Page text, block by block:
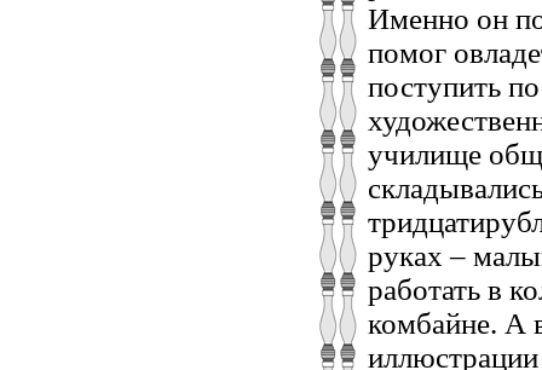
Именно он
помог
поступить
училище
руках –
работать в
комбайне. А